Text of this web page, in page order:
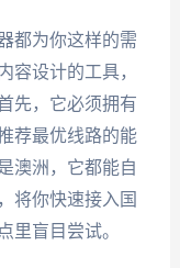
都为你这样的需
容设计的工具，
先，它必须拥有
荐最优线路的能
澳洲，它都能自
将你快速接入国
里盲目尝试。